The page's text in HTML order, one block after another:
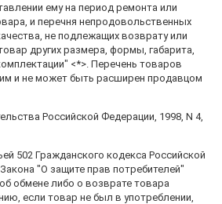
ему на период ремонта или
и перечня непродовольственных
не подлежащих возврату или
других размера, формы, габарита,
<*>. Перечень товаров
и не может быть расширен продавцом
Российской Федерации, 1998, N 4,
502 Гражданского кодекса Российской
"О защите прав потребителей"
обмене либо о возврате товара
если товар не был в употреблении,